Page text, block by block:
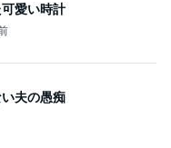
愛い時計
夫の愚痴